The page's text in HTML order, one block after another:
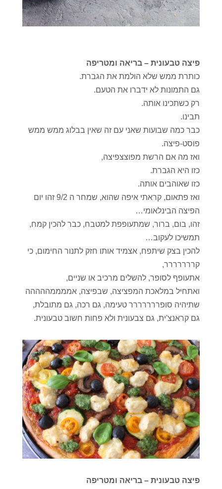
פיצה טבעונית – בריאה ומטריפה
כותרת ממש שלא הולמת את הגברת.
גם התמונות לא ידברו את הטעם.
רק כשתכינו אותה.
תבינו.
כבר כמה שבועות שאני עם זה שאין בבלוג ממש ממש
פוסט-פיצה.
ואז מה אם הרשת מפוצצפיצה,
כזו היא הגברת.
כזו שאוהבים אותה.
ואז פתאום, קראתי איפה שהוא, שמחר ה 9/2 זהו יום
הפיצה הבינלאומי…
זהו, בום, ברור, שמתעופפת למטבח, כבר להכין קמח,
תמשיכו לעקוב…
להכין בצק שיתפח, אצמיד אותו חזק לתנור החימום, כי
קררררררר,
אתעופף לסופר, להשלים מרכיב או שניים,
ואתחיל במלאכת המפציצה, שבפיצה, אממממההההה
שתיהיה סופררררררר טעימה, גם רכה, גם מתובלת,
גם קראנצ'ית, גם צבעונית ולא פחות חשוב טבעונית.
פיצה טבעונית – בריאה ומטריפה